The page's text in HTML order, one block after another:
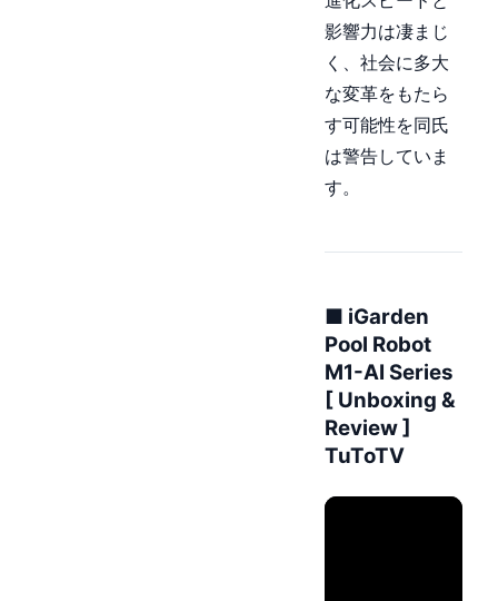
影響力は凄まじ
く、社会に多大
な変革をもたら
す可能性を同氏
は警告していま
す。
■ iGarden
Pool Robot
M1-AI Series
[ Unboxing &
Review ]
TuToTV